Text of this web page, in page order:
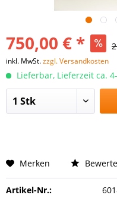
750,00 € *
inkl. MwSt.zzgl. Versandkosten
Lieferbar, Lieferzeit ca.
Merken
Artikel-Nr.: